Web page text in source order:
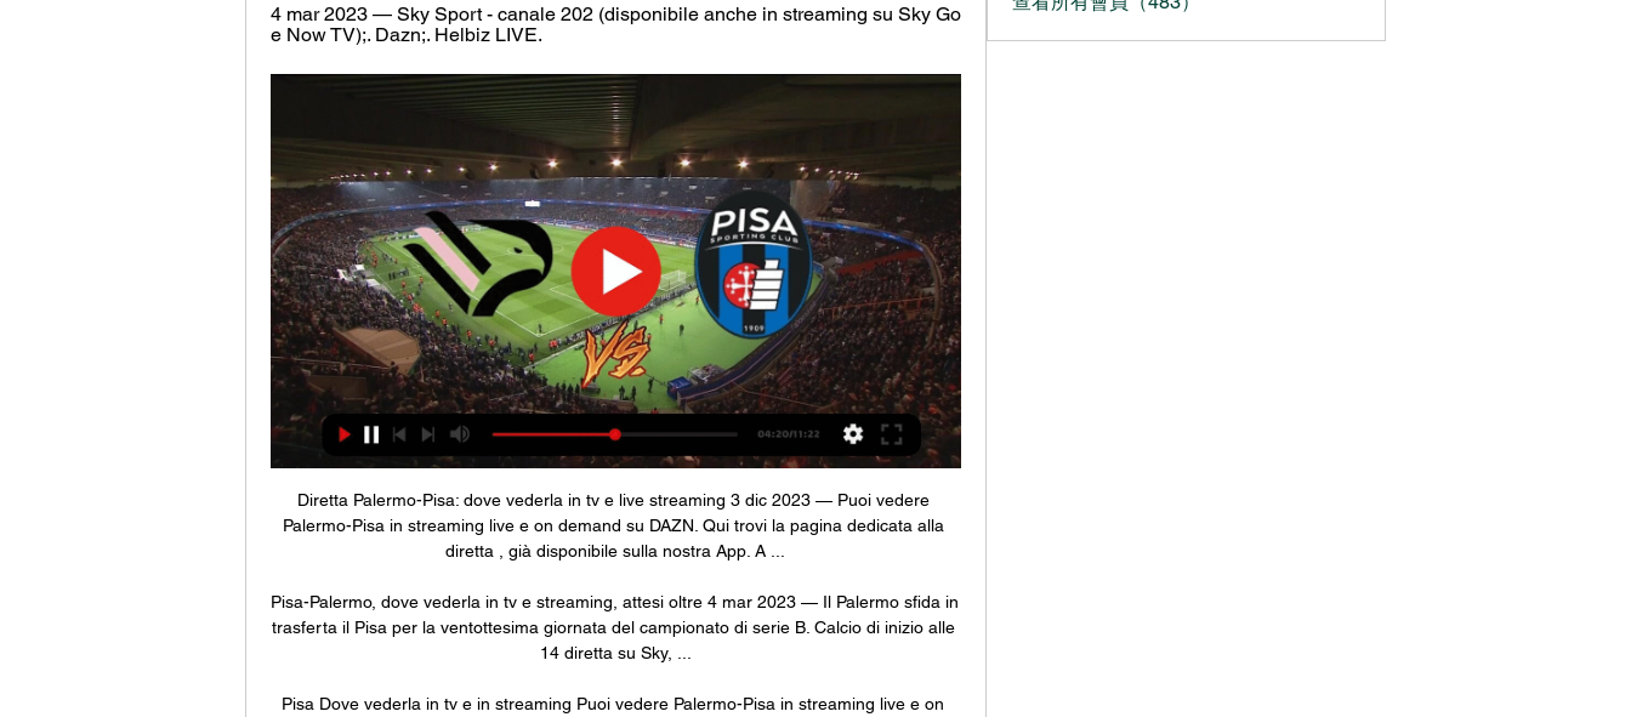
4 mar 2023 — Sky Sport - canale 202 (disponibile anche in streaming su Sky Go
e Now TV);. Dazn;. Helbiz LIVE.
Diretta Palermo-Pisa: dove vederla in tv e live streaming 3 dic 2023 — Puoi vedere
Palermo-Pisa in streaming live e on demand su DAZN. Qui trovi la pagina dedicata alla
diretta , già disponibile sulla nostra App. A ...
Pisa-Palermo, dove vederla in tv e streaming, attesi oltre 4 mar 2023 — Il Palermo sfida in
trasferta il Pisa per la ventottesima giornata del campionato di serie B. Calcio di inizio alle
14 diretta su Sky, ...
Pisa Dove vederla in tv e in streaming Puoi vedere Palermo-Pisa in streaming live e on